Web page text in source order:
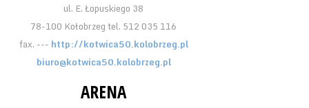
ul. E. Łopuskiego 38
78-100 Kołobrzeg tel. 512 035 116
fax. --- http://kotwica50.kolobrzeg.pl
biuro@kotwica50.kolobrzeg.pl
ARENA